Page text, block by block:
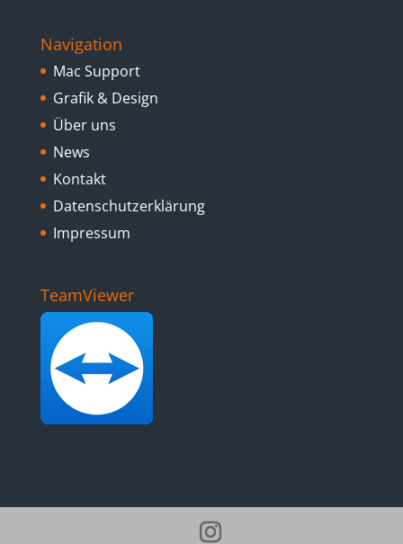
Navigation
Mac Support
Grafik & Design
Über uns
News
Kontakt
Datenschutzerklärung
Impressum
TeamViewer